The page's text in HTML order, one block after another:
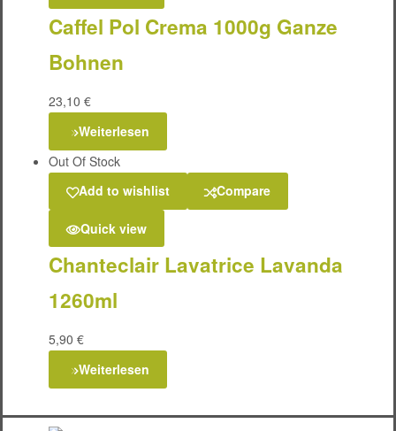
Caffel Pol Crema 1000g Ganze
Bohnen
23,10 €
Weiterlesen
Out Of Stock
Add to wishlist
Compare
Quick view
Chanteclair Lavatrice Lavanda
1260ml
5,90 €
Weiterlesen